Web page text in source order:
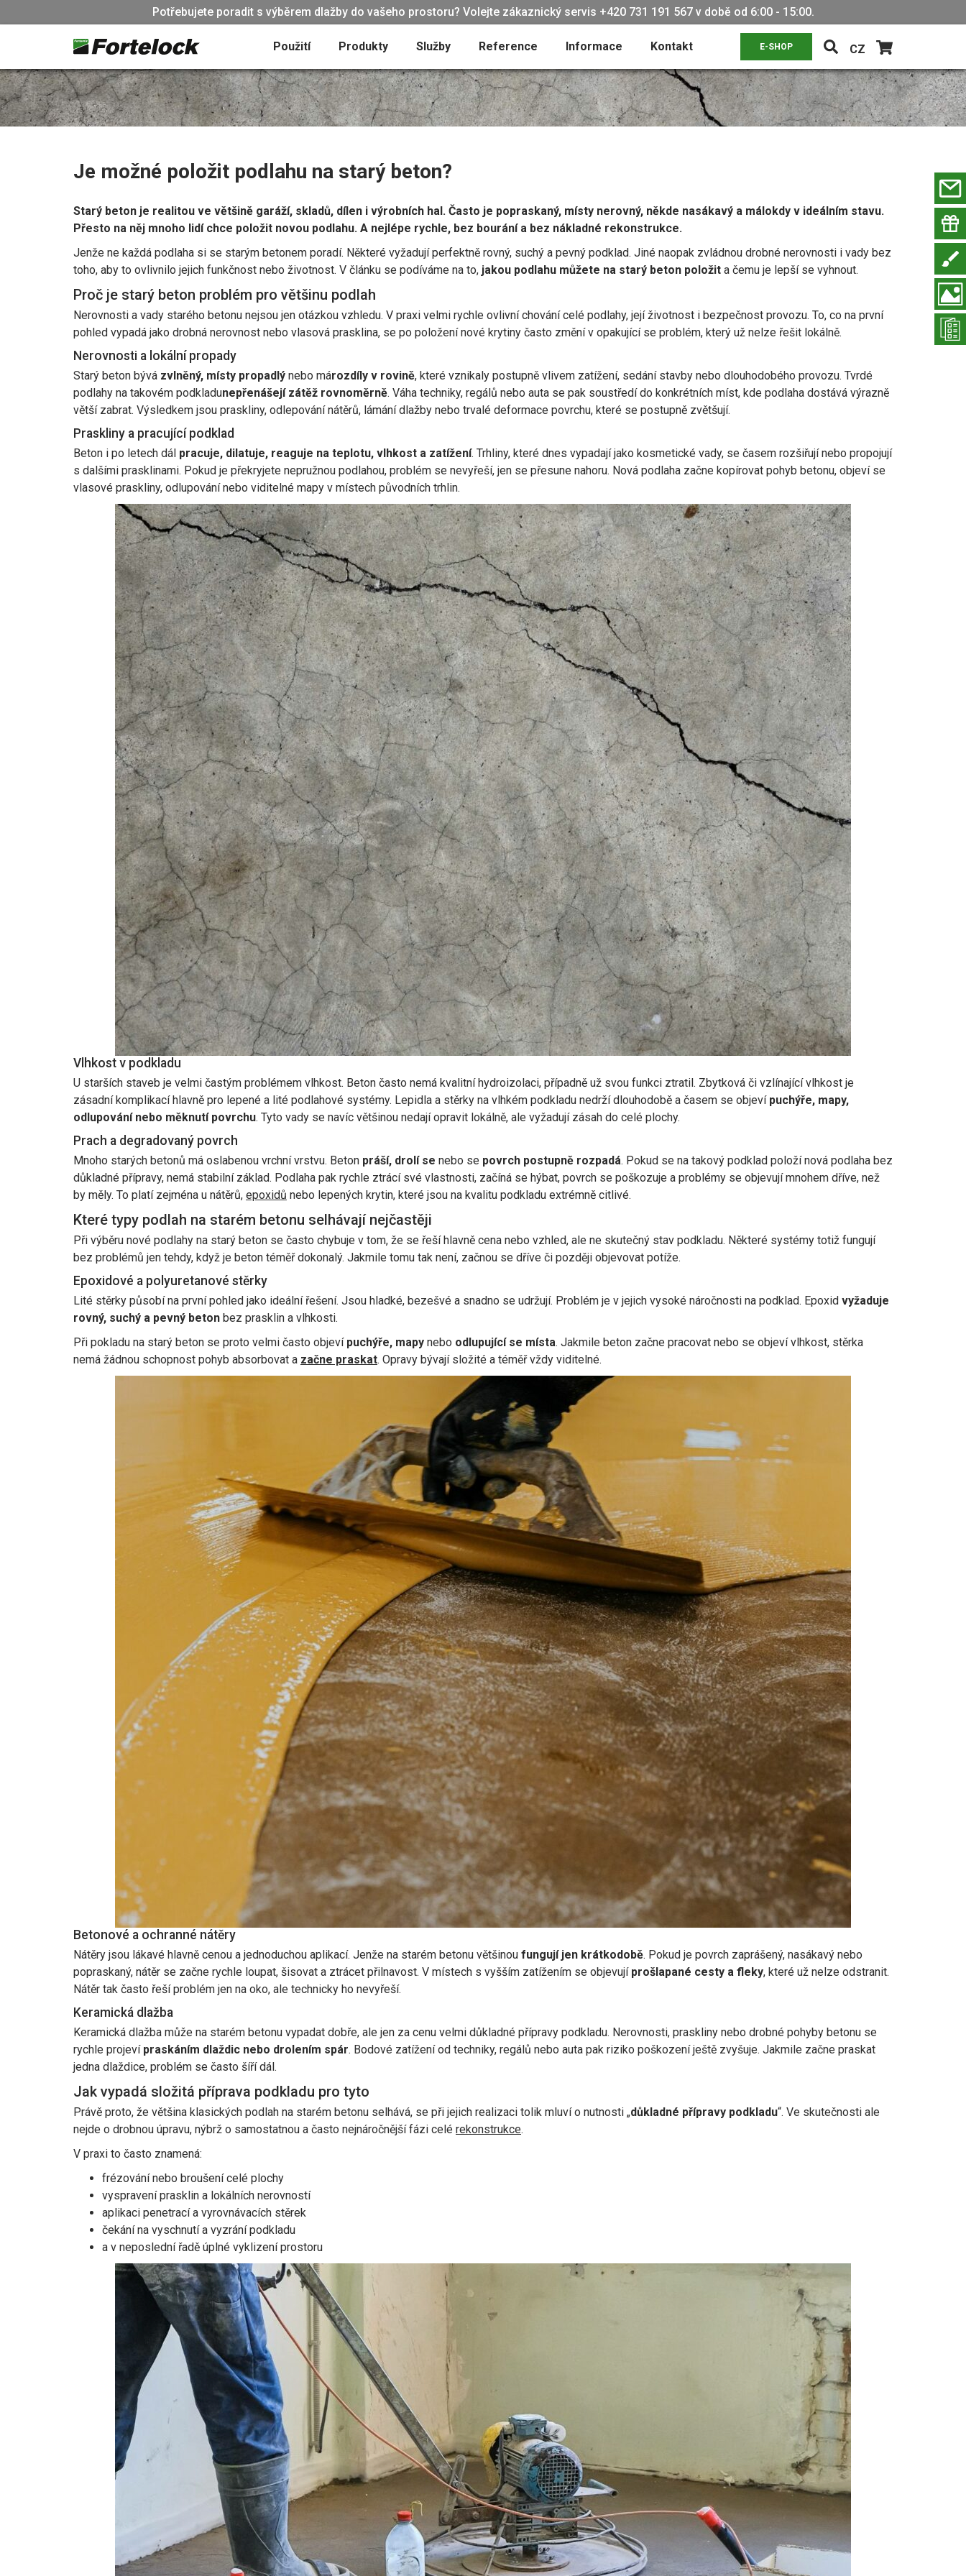
Potřebujete poradit s výběrem dlažby do vašeho prostoru? Volejte zákaznický servis +420 731 191 567 v době od 6:00 - 15:00.
Použití Produkty Služby Reference Informace Kontakt E-SHOP CZ
Je možné položit podlahu na starý beton?
Starý beton je realitou ve většině garáží, skladů, dílen i výrobních hal. Často je popraskaný, místy nerovný, někde nasákavý a málokdy v ideálním stavu.
Přesto na něj mnoho lidí chce položit novou podlahu. A nejlépe rychle, bez bourání a bez nákladné rekonstrukce.
Jenže ne každá podlaha si se starým betonem poradí. Některé vyžadují perfektně rovný, suchý a pevný podklad. Jiné naopak zvládnou drobné nerovnosti i vady bez
toho, aby to ovlivnilo jejich funkčnost nebo životnost. V článku se podíváme na to, jakou podlahu můžete na starý beton položit a čemu je lepší se vyhnout.
Proč je starý beton problém pro většinu podlah
Nerovnosti a vady starého betonu nejsou jen otázkou vzhledu. V praxi velmi rychle ovlivní chování celé podlahy, její životnost i bezpečnost provozu. To, co na první
pohled vypadá jako drobná nerovnost nebo vlasová prasklina, se po položení nové krytiny často změní v opakující se problém, který už nelze řešit lokálně.
Nerovnosti a lokální propady
Starý beton bývá zvlněný, místy propadlý nebo mározdíly v rovině, které vznikaly postupně vlivem zatížení, sedání stavby nebo dlouhodobého provozu. Tvrdé
podlahy na takovém podkladunepřenášejí zátěž rovnoměrně. Váha techniky, regálů nebo auta se pak soustředí do konkrétních míst, kde podlaha dostává výrazně
větší zabrat. Výsledkem jsou praskliny, odlepování nátěrů, lámání dlažby nebo trvalé deformace povrchu, které se postupně zvětšují.
Praskliny a pracující podklad
Beton i po letech dál pracuje, dilatuje, reaguje na teplotu, vlhkost a zatížení. Trhliny, které dnes vypadají jako kosmetické vady, se časem rozšiřují nebo propojují
s dalšími prasklinami. Pokud je překryjete nepružnou podlahou, problém se nevyřeší, jen se přesune nahoru. Nová podlaha začne kopírovat pohyb betonu, objeví se
vlasové praskliny, odlupování nebo viditelné mapy v místech původních trhlin.
Vlhkost v podkladu
U starších staveb je velmi častým problémem vlhkost. Beton často nemá kvalitní hydroizolaci, případně už svou funkci ztratil. Zbytková či vzlínající vlhkost je
zásadní komplikací hlavně pro lepené a lité podlahové systémy. Lepidla a stěrky na vlhkém podkladu nedrží dlouhodobě a časem se objevípuchýře, mapy,
odlupování nebo měknutí povrchu. Tyto vady se navíc většinou nedají opravit lokálně, ale vyžadují zásah do celé plochy.
Prach a degradovaný povrch
Mnoho starých betonů má oslabenou vrchní vrstvu. Beton práší, drolí se nebo se povrch postupně rozpadá. Pokud se na takový podklad položí nová podlaha bez
důkladné přípravy, nemá stabilní základ. Podlaha pak rychle ztrácí své vlastnosti, začíná se hýbat, povrch se poškozuje a problémy se objevují mnohem dříve, než
by měly. To platí zejména u nátěrů, epoxidů nebo lepených krytin, které jsou na kvalitu podkladu extrémně citlivé.
Které typy podlah na starém betonu selhávají nejčastěji
Při výběru nové podlahy na starý beton se často chybuje v tom, že se řeší hlavně cena nebo vzhled, ale ne skutečný stav podkladu. Některé systémy totiž fungují
bez problémů jen tehdy, když je beton téměř dokonalý. Jakmile tomu tak není, začnou se dříve či později objevovat potíže.
Epoxidové a polyuretanové stěrky
Lité stěrky působí na první pohled jako ideální řešení. Jsou hladké, bezešvé a snadno se udržují. Problém je v jejich vysoké náročnosti na podklad. Epoxid vyžaduje
rovný, suchý a pevný beton bez prasklin a vlhkosti.
Při pokladu na starý beton se proto velmi často objevípuchýře, mapy nebo odlupující se místa. Jakmile beton začne pracovat nebo se objeví vlhkost, stěrka
nemá žádnou schopnost pohyb absorbovat a začne praskat. Opravy bývají složité a téměř vždy viditelné.
Betonové a ochranné nátěry
Nátěry jsou lákavé hlavně cenou a jednoduchou aplikací. Jenže na starém betonu většinou fungují jen krátkodobě. Pokud je povrch zaprášený, nasákavý nebo
popraskaný, nátěr se začne rychle loupat, šisovat a ztrácet přilnavost. V místech s vyšším zatížením se objevujíprošlapané cesty a fleky, které už nelze odstranit.
Nátěr tak často řeší problém jen na oko, ale technicky ho nevyřeší.
Keramická dlažba
Keramická dlažba může na starém betonu vypadat dobře, ale jen za cenu velmi důkladné přípravy podkladu. Nerovnosti, praskliny nebo drobné pohyby betonu se
rychle projevípraskáním dlaždic nebo drolením spár. Bodové zatížení od techniky, regálů nebo auta pak riziko poškození ještě zvyšuje. Jakmile začne praskat
jedna dlaždice, problém se často šíří dál.
Jak vypadá složitá příprava podkladu pro tyto
Právě proto, že většina klasických podlah na starém betonu selhává, se při jejich realizaci tolik mluví o nutnosti „důkladné přípravy podkladu“. Ve skutečnosti ale
nejde o drobnou úpravu, nýbrž o samostatnou a často nejnáročnější fázi celé rekonstrukce.
V praxi to často znamená:
frézování nebo broušení celé plochy
vyspravení prasklin a lokálních nerovností
aplikaci penetrací a vyrovnávacích stěrek
čekání na vyschnutí a vyzrání podkladu
a v neposlední řadě úplné vyklizení prostoru